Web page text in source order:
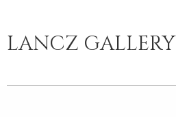
LANCZ GALLERY